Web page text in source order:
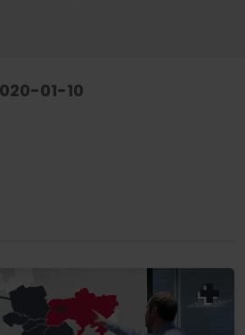
01-10